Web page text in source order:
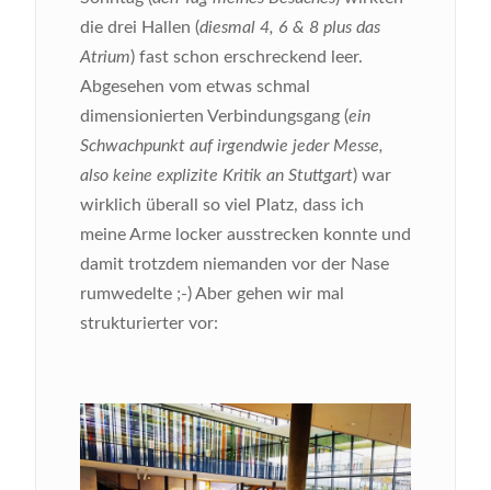
die drei Hallen (diesmal 4, 6 & 8 plus das
Atrium) fast schon erschreckend leer.
Abgesehen vom etwas schmal
dimensionierten Verbindungsgang (ein
Schwachpunkt auf irgendwie jeder Messe,
also keine explizite Kritik an Stuttgart) war
wirklich überall so viel Platz, dass ich
meine Arme locker ausstrecken konnte und
damit trotzdem niemanden vor der Nase
rumwedelte ;-) Aber gehen wir mal
strukturierter vor: